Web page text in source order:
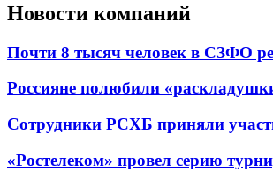
Новости компаний
Почти 8 тысяч человек в СЗФО
Россияне полюбили
Сотрудники РСХБ приняли
«Ростелеком» провел серию